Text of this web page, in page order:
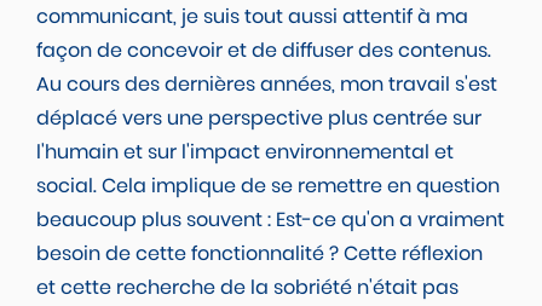
communicant, je suis tout aussi attentif à ma
façon de concevoir et de diffuser des contenus.
Au cours des dernières années, mon travail s'est
déplacé vers une perspective plus centrée sur
l'humain et sur l'impact environnemental et
social. Cela implique de se remettre en question
beaucoup plus souvent : Est-ce qu'on a vraiment
besoin de cette fonctionnalité ? Cette réflexion
et cette recherche de la sobriété n'était pas